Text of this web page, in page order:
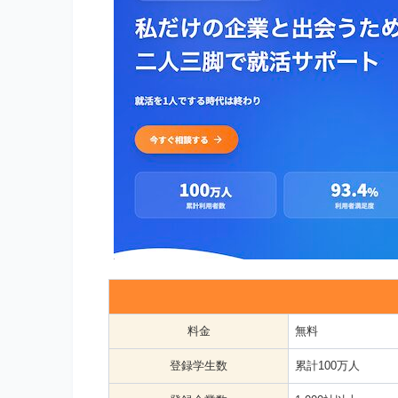
料金 無料
登録学生数 累計100万人